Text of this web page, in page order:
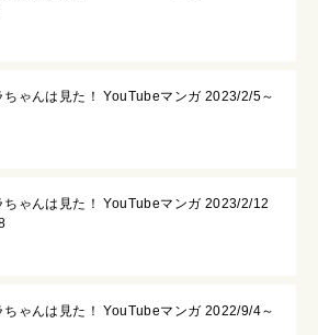
ちゃんは見た！ YouTubeマンガ 2023/2/5～
ちゃんは見た！ YouTubeマンガ 2023/2/12
ちゃんは見た！ YouTubeマンガ 2022/9/4～